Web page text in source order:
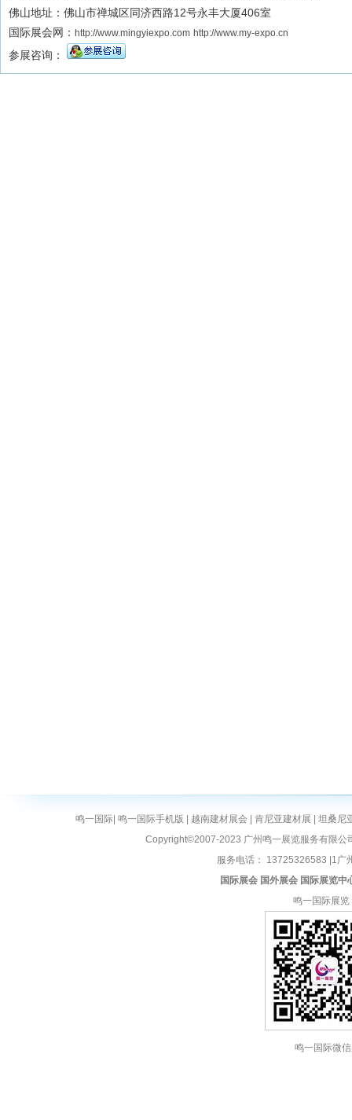
佛山地址：佛山市禅城区同济西路12号永丰大厦406室
国际展会网： http://www.mingyiexpo.com http://www.my-expo.cn
参展咨询：
鸣一国际| 鸣一国际手机版 越南建材展会| 肯尼亚建材展
坦桑尼
Copyright©2007-2023 广州鸣一展览服务有限公
服务电话： 13725326583 |1广
国际展会 国外展会 国际展览中
鸣一国际展览
鸣一国际微